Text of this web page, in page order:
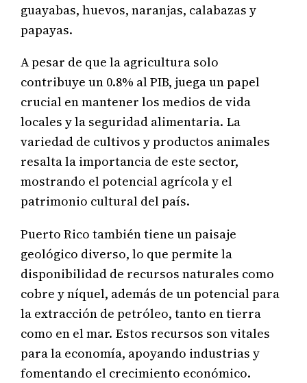
guayabas, huevos, naranjas, calabazas y
papayas.
A pesar de que la agricultura solo
contribuye un 0.8% al PIB, juega un papel
crucial en mantener los medios de vida
locales y la seguridad alimentaria. La
variedad de cultivos y productos animales
resalta la importancia de este sector,
mostrando el potencial agrícola y el
patrimonio cultural del país.
Puerto Rico también tiene un paisaje
geológico diverso, lo que permite la
disponibilidad de recursos naturales como
cobre y níquel, además de un potencial para
la extracción de petróleo, tanto en tierra
como en el mar. Estos recursos son vitales
para la economía, apoyando industrias y
fomentando el crecimiento económico.